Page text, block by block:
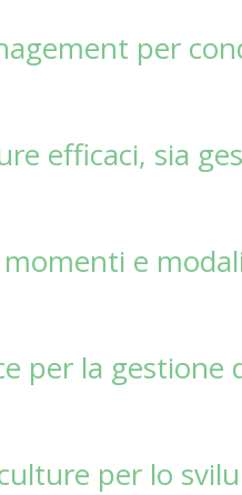
per
efficaci, sia
e
per la gestione
per lo